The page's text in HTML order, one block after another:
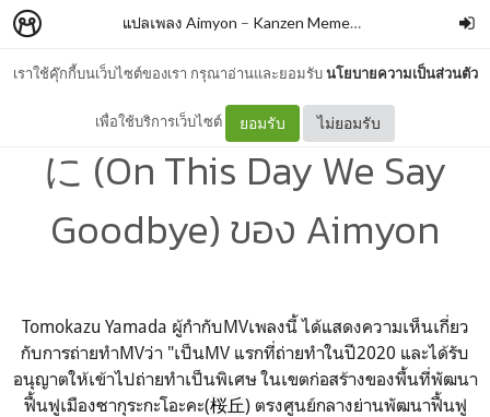
เราใช้คุ๊กกี้บนเว็บไซต์ของเรา กรุณาอ่านและยอมรับนโยบายความเป็นส่วนตัว
เพื่อใช้บริการเว็บไซต์ ยอมรับ ไม่ยอมรับ
แปลเพลง Aimyon – Kanzen Memeshe
แปลเพลง さよならの今日
に (On This Day We Say
Goodbye) ของ Aimyon
Tomokazu Yamada ผู้กำกับMVเพลงนี้ ได้แสดงความเห็นเกี่ยว
กับการถ่ายทำMVว่า "เป็นMV แรกที่ถ่ายทำในปี2020 และได้รับ
อนุญาตให้เข้าไปถ่ายทำเป็นพิเศษ ในเขตก่อสร้างของพื้นที่พัฒนา
ฟื้นฟูเมืองซากุระกะโอะคะ(桜丘) ตรงศูนย์กลางย่านพัฒนาฟื้นฟู